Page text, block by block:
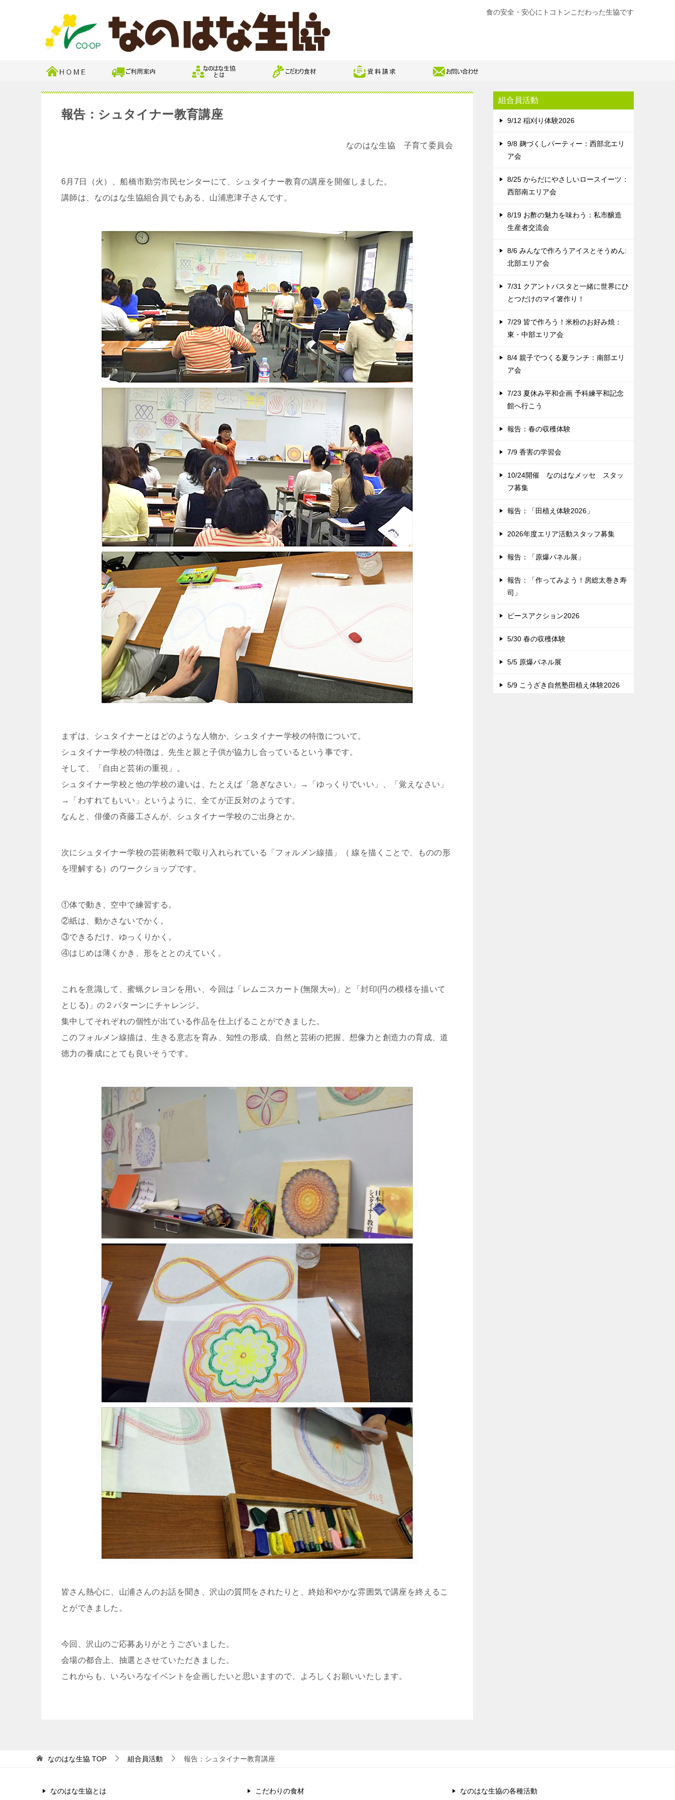
食の安全・安心にトコトンこだわった生協です
報告：シュタイナー教育講座
なのはな生協 子育て委員会
6月7日（火）、船橋市勤労市民センターにて、シュタイナー教育の講座を開催しました。
講師は、なのはな生協組合員でもある、山浦恵津子さんです。
まずは、シュタイナーとはどのような人物か、シュタイナー学校の特徴について。
シュタイナー学校の特徴は、先生と親と子供が協力し合っているという事です。
そして、「自由と芸術の重視」。
シュタイナー学校と他の学校の違いは、たとえば「急ぎなさい」→「ゆっくりでいい」、「覚えなさい」
→「わすれてもいい」というように、全てが正反対のようです。
なんと、俳優の斉藤工さんが、シュタイナー学校のご出身とか。
次にシュタイナー学校の芸術教科で取り入れられている「フォルメン線描」（ 線を描くことで、ものの形
を理解する）のワークショップです。
①体で動き、空中で練習する。
②紙は、動かさないでかく。
③できるだけ、ゆっくりかく。
④はじめは薄くかき、形をととのえていく。
これを意識して、蜜蝋クレヨンを用い、今回は「レムニスカート(無限大∞)」と「封印(円の模様を描いて
とじる)」の２パターンにチャレンジ。
集中してそれぞれの個性が出ている作品を仕上げることができました。
このフォルメン線描は、生きる意志を育み、知性の形成、自然と芸術の把握、想像力と創造力の育成、道
徳力の養成にとても良いそうです。
皆さん熱心に、山浦さんのお話を聞き、沢山の質問をされたりと、終始和やかな雰囲気で講座を終えるこ
とができました。
今回、沢山のご応募ありがとうございました。
会場の都合上、抽選とさせていただきました。
これからも、いろいろなイベントを企画したいと思いますので、よろしくお願いいたします。
組合員活動
9/12 稲刈り体験2026
9/8 麹づくしパーティー：西部北エリ
ア会
8/25 からだにやさしいロースイーツ：
西部南エリア会
8/19 お酢の魅力を味わう：私市醸造
生産者交流会
8/6 みんなで作ろうアイスとそうめん:
北部エリア会
7/31 クアントバスタと一緒に世界にひ
とつだけのマイ箸作り！
7/29 皆で作ろう！米粉のお好み焼：
東・中部エリア会
8/4 親子でつくる夏ランチ：南部エリ
ア会
7/23 夏休み平和企画 予科練平和記念
館へ行こう
報告：春の収穫体験
7/9 香害の学習会
10/24開催 なのはなメッセ スタッ
フ募集
報告：「田植え体験2026」
2026年度エリア活動スタッフ募集
報告：「原爆パネル展」
報告：「作ってみよう！房総太巻き寿
司」
ピースアクション2026
5/30 春の収穫体験
5/5 原爆パネル展
5/9 こうざき自然塾田植え体験2026
なのはな生協 TOP 組合員活動 報告：シュタイナー教育講座
なのはな生協とは こだわりの食材 なのはな生協の各種活動